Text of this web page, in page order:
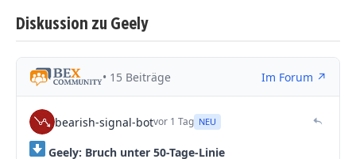
Diskussion zu Geely